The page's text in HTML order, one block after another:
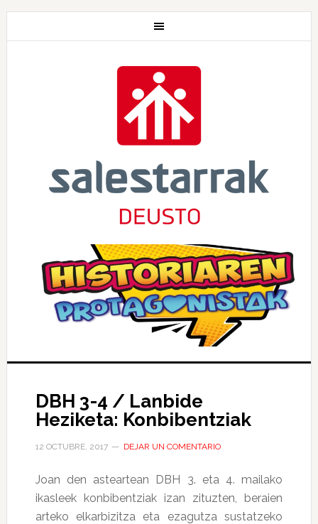
DBH 3-4 / Lanbide
Heziketa: Konbibentziak
12 OCTUBRE, 2017 DEJAR UN COMENTARIO
Joan den asteartean DBH 3. eta 4. mailako
ikasleek konbibentziak izan zituzten, beraien
arteko elkarbizitza eta ezagutza sustatzeko